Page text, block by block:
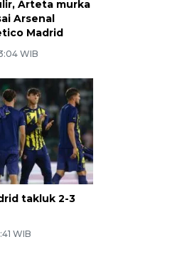
Arteta murka
Arsenal
Madrid
WIB
takluk 2-3
WIB